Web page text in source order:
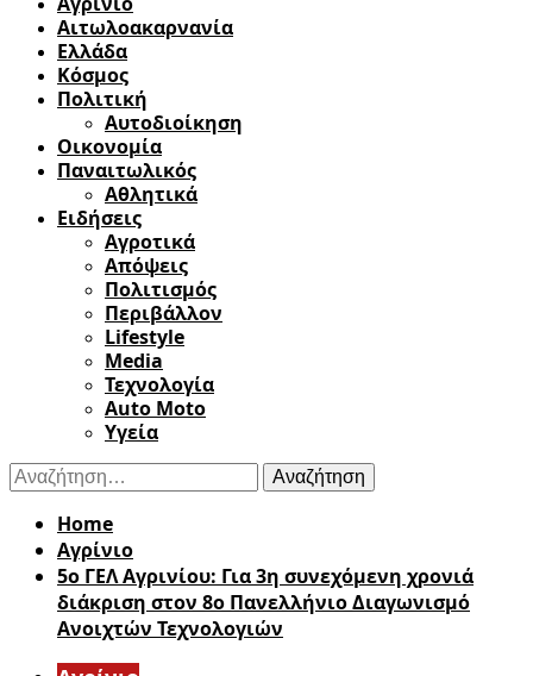
Αιτωλοακαρνανία
Ελλάδα
Κόσμος
Πολιτική
Αυτοδιοίκηση
Οικονομία
Παναιτωλικός
Αθλητικά
Ειδήσεις
Αγροτικά
Απόψεις
Πολιτισμός
Περιβάλλον
Lifestyle
Media
Τεχνολογία
Auto Moto
Υγεία
Αναζήτηση
για:
Home
Aγρίνιο
5ο ΓΕΛ Αγρινίου: Για 3η συνεχόμενη χρονιά
διάκριση στον 8ο Πανελλήνιο Διαγωνισμό
Ανοιχτών Τεχνολογιών